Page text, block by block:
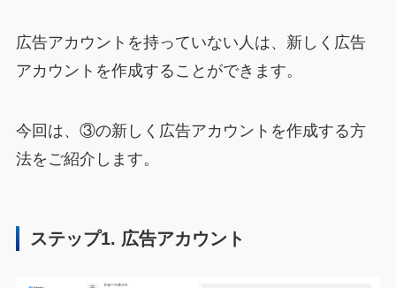
広告アカウントを持っていない人は、新しく広告
アカウントを作成することができます。
今回は、③の新しく広告アカウントを作成する方
法をご紹介します。
ステップ1. 広告アカウント